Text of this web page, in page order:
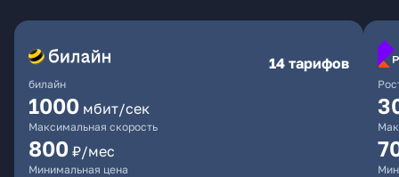
билайн
14 тарифов
1000 мбит/сек
Максимальная скорость
800 ₽/мес
Минимальная цена